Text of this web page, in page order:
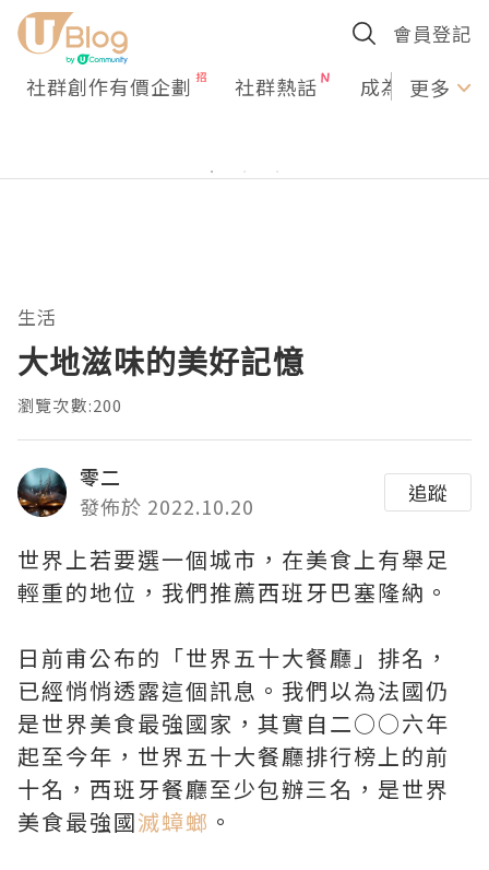
會員登記
社群創作有價企劃 社群熱話 成為U更多
生活
大地滋味的美好記憶
瀏覽次數:200
零二
發佈於 2022.10.20
追蹤
世界上若要選一個城市，在美食上有舉足
輕重的地位，我們推薦西班牙巴塞隆納。
日前甫公布的「世界五十大餐廳」排名，
已經悄悄透露這個訊息。我們以為法國仍
是世界美食最強國家，其實自二○○六年
起至今年，世界五十大餐廳排行榜上的前
十名，西班牙餐廳至少包辦三名，是世界
美食最強國滅蟑螂 。